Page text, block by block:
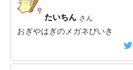
たいちん さん
おぎやはぎのメガネびいき